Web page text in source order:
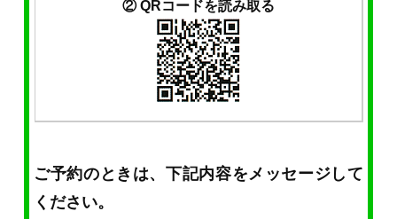
② QRコードを読み取る
ご予約のときは、下記内容をメッセージして
ください。